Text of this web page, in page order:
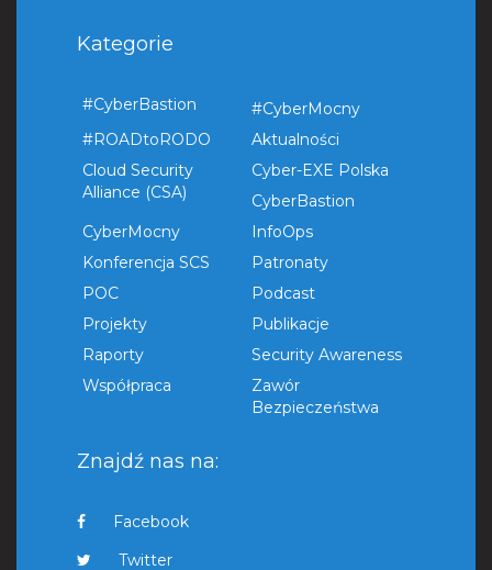
Kategorie
#CyberBastion
#CyberMocny
#ROADtoRODO
Aktualności
Cloud Security
Alliance (CSA)
Cyber-EXE Polska
CyberBastion
CyberMocny
InfoOps
Konferencja SCS
Patronaty
POC
Podcast
Projekty
Publikacje
Raporty
Security Awareness
Współpraca
Zawór
Bezpieczeństwa
Znajdź nas na:
Facebook
Twitter